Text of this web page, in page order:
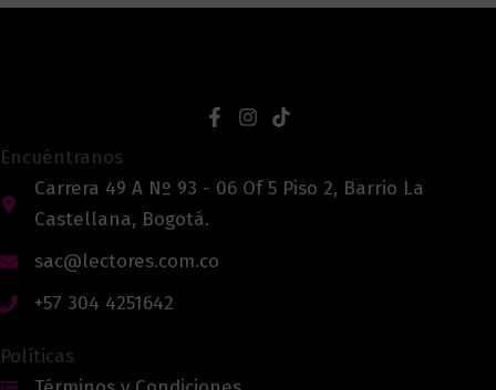
Encuéntranos
Carrera 49 A Nº 93 - 06 Of 5 Piso 2, Barrio La
Castellana, Bogotá.
sac@lectores.com.co
+57 304 4251642
Políticas